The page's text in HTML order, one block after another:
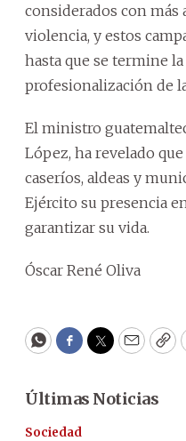
considerados con más
violencia, y estos
hasta que se termine
profesionalización de
El ministro
López, ha revelado
caseríos, aldeas y
Ejército su presencia
garantizar su vida.
Óscar René Oliva
WhatsApp
Facebook
Twitter
Email
Últimas Noticias
Sociedad